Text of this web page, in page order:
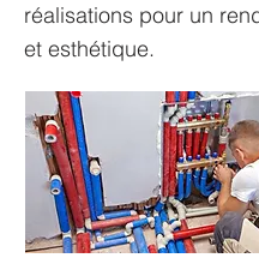
réalisations pour un
et esthétique.